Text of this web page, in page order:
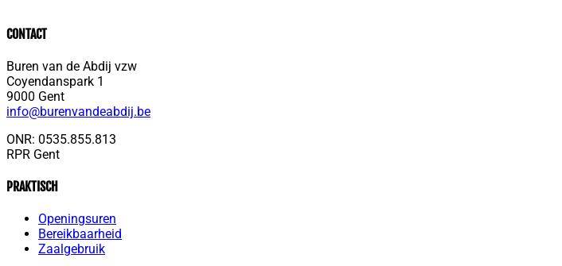
CONTACT
Buren van de Abdij vzw
Coyendanspark 1
9000 Gent
info@burenvandeabdij.be
ONR: 0535.855.813
RPR Gent
PRAKTISCH
Openingsuren
Bereikbaarheid
Zaalgebruik